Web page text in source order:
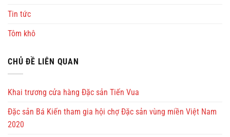
Tin tức
Tôm khô
CHỦ ĐỀ LIÊN QUAN
Khai trương cửa hàng Đặc sản Tiến Vua
Đặc sản Bá Kiến tham gia hội chợ Đặc sản vùng miền Việt Nam
2020